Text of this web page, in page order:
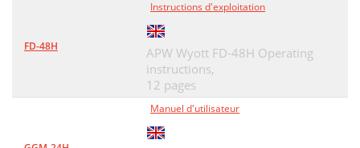
FD-48H
Instructions d'exploitation
APW Wyott FD-48H Operating
instructions,
12 pages
Manuel d'utilisateur